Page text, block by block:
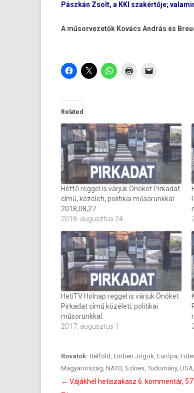
Pászkán Zsolt, a KKI szakértője;
A műsor­vezetők Kovács András és
Related
Hétfő reggel is várjuk Önöket Pirkadat
című, közéleti, politikai műsorunkkal.
2018,08,27
2018. augusztus 24
HetiTV Holnap reggel is várjuk Önöket
Pirkadat című közéleti, politikai
műsorunkkal.
2017. augusztus 1
Rovatok: Belföld, Emberi Jogok, Európa,
Magyarország, NATO, Színes, Tudomány, USA,
Bejegyzés
← Vájákhél hetiszakasz 6. kommentár,